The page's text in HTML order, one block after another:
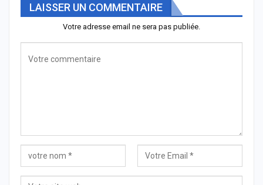
LAISSER UN COMMENTAIRE
Votre adresse email ne sera pas publiée.